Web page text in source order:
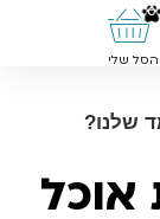
0
הסל שלי
שלנו?
אוכל